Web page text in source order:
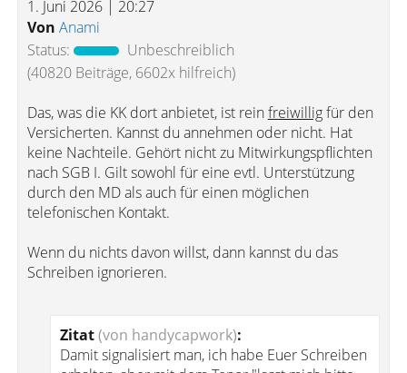
1. Juni 2026 | 20:27
Von Anami
Status:
Unbeschreiblich
(40820 Beiträge, 6602x hilfreich)
Das, was die KK dort anbietet, ist reinfreiwilligfür den
Versicherten. Kannst du annehmen oder nicht. Hat
keine Nachteile. Gehört nicht zu Mitwirkungspflichten
nach SGB I. Gilt sowohl für eine evtl. Unterstützung
durch den MD als auch für einen möglichen
telefonischen Kontakt.
Wenn du nichts davon willst, dann kannst du das
Schreiben ignorieren.
Zitat(von handycapwork):
Damit signalisiert man, ich habe Euer Schreiben